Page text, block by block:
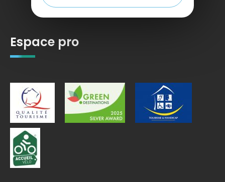
Espace pro